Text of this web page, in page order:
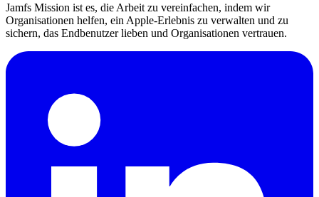
Jamfs Mission ist es, die Arbeit zu vereinfachen, indem wir
Organisationen helfen, ein Apple-Erlebnis zu verwalten und zu
sichern, das Endbenutzer lieben und Organisationen vertrauen.